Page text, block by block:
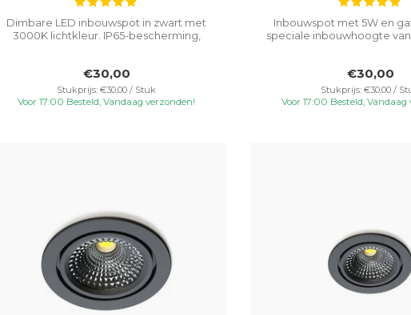
Dimbare LED inbouwspot in zwart met
3000K lichtkleur. IP65-bescherming,
€30,00
Stukprijs: €30,00 / Stuk
Voor 17:00 Besteld, Vandaag verzonden!
Inbouwspot met 5W en
speciale inbouwhoogte
€30,00
Stukprijs: €30,00 /
Voor 17:00 Besteld, Vandaag